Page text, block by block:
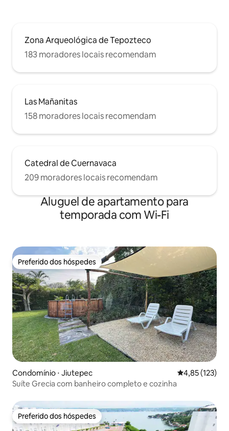
Zona Arqueológica de Tepozteco
183 moradores locais recomendam
Las Mañanitas
158 moradores locais recomendam
Catedral de Cuernavaca
209 moradores locais recomendam
Aluguel de apartamento para
temporada com Wi-Fi
Preferido dos hóspedes
Preferido dos hóspedes
Condomínio ⋅ Jiutepec 4,85 de uma
4,85 (123)
Suíte Grecia com banheiro completo e cozinha
Preferido dos hóspedes
Preferido dos hóspedes